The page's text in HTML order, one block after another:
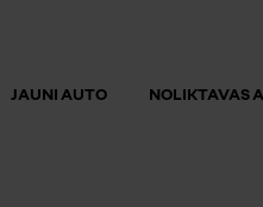
JAUNI AUTO NOLIKTAVAS